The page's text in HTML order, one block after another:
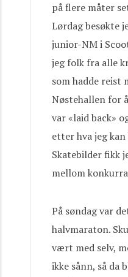
på flere måter
Lørdag besøkte
junior-NM i
jeg folk fra alle
som hadde reist
Nøstehallen for
var «laid back»
etter hva jeg
Skatebilder fikk
mellom
På søndag var
halvmaraton.
vært med selv,
ikke sånn, så da